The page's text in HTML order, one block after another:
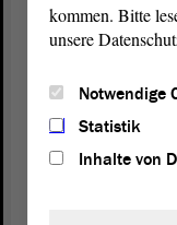
zu einer Minderung
Erhaltung und
regionsspezifische
kommen. Bitte
unsere
Notwendige
Statistik
Inhalte von